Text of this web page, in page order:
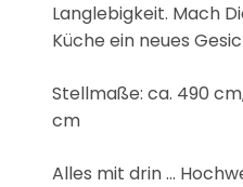
Langlebigkeit. Mach
Küche ein neues
Stellmaße: ca. 490
cm
Alles mit drin ...